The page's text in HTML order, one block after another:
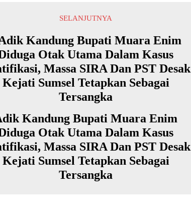
SELANJUTNYA
Kandung Bupati Muara Enim
Otak Utama Dalam Kasus
Massa SIRA Dan PST Desak
Kejati Sumsel Tetapkan Sebagai
Tersangka